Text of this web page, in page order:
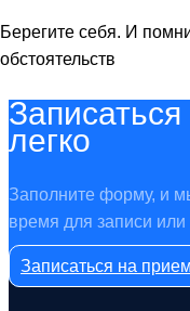
Берегите себя. И
обстоятельств
легко
Заполните форму, и
время для записи или
Записаться на прием